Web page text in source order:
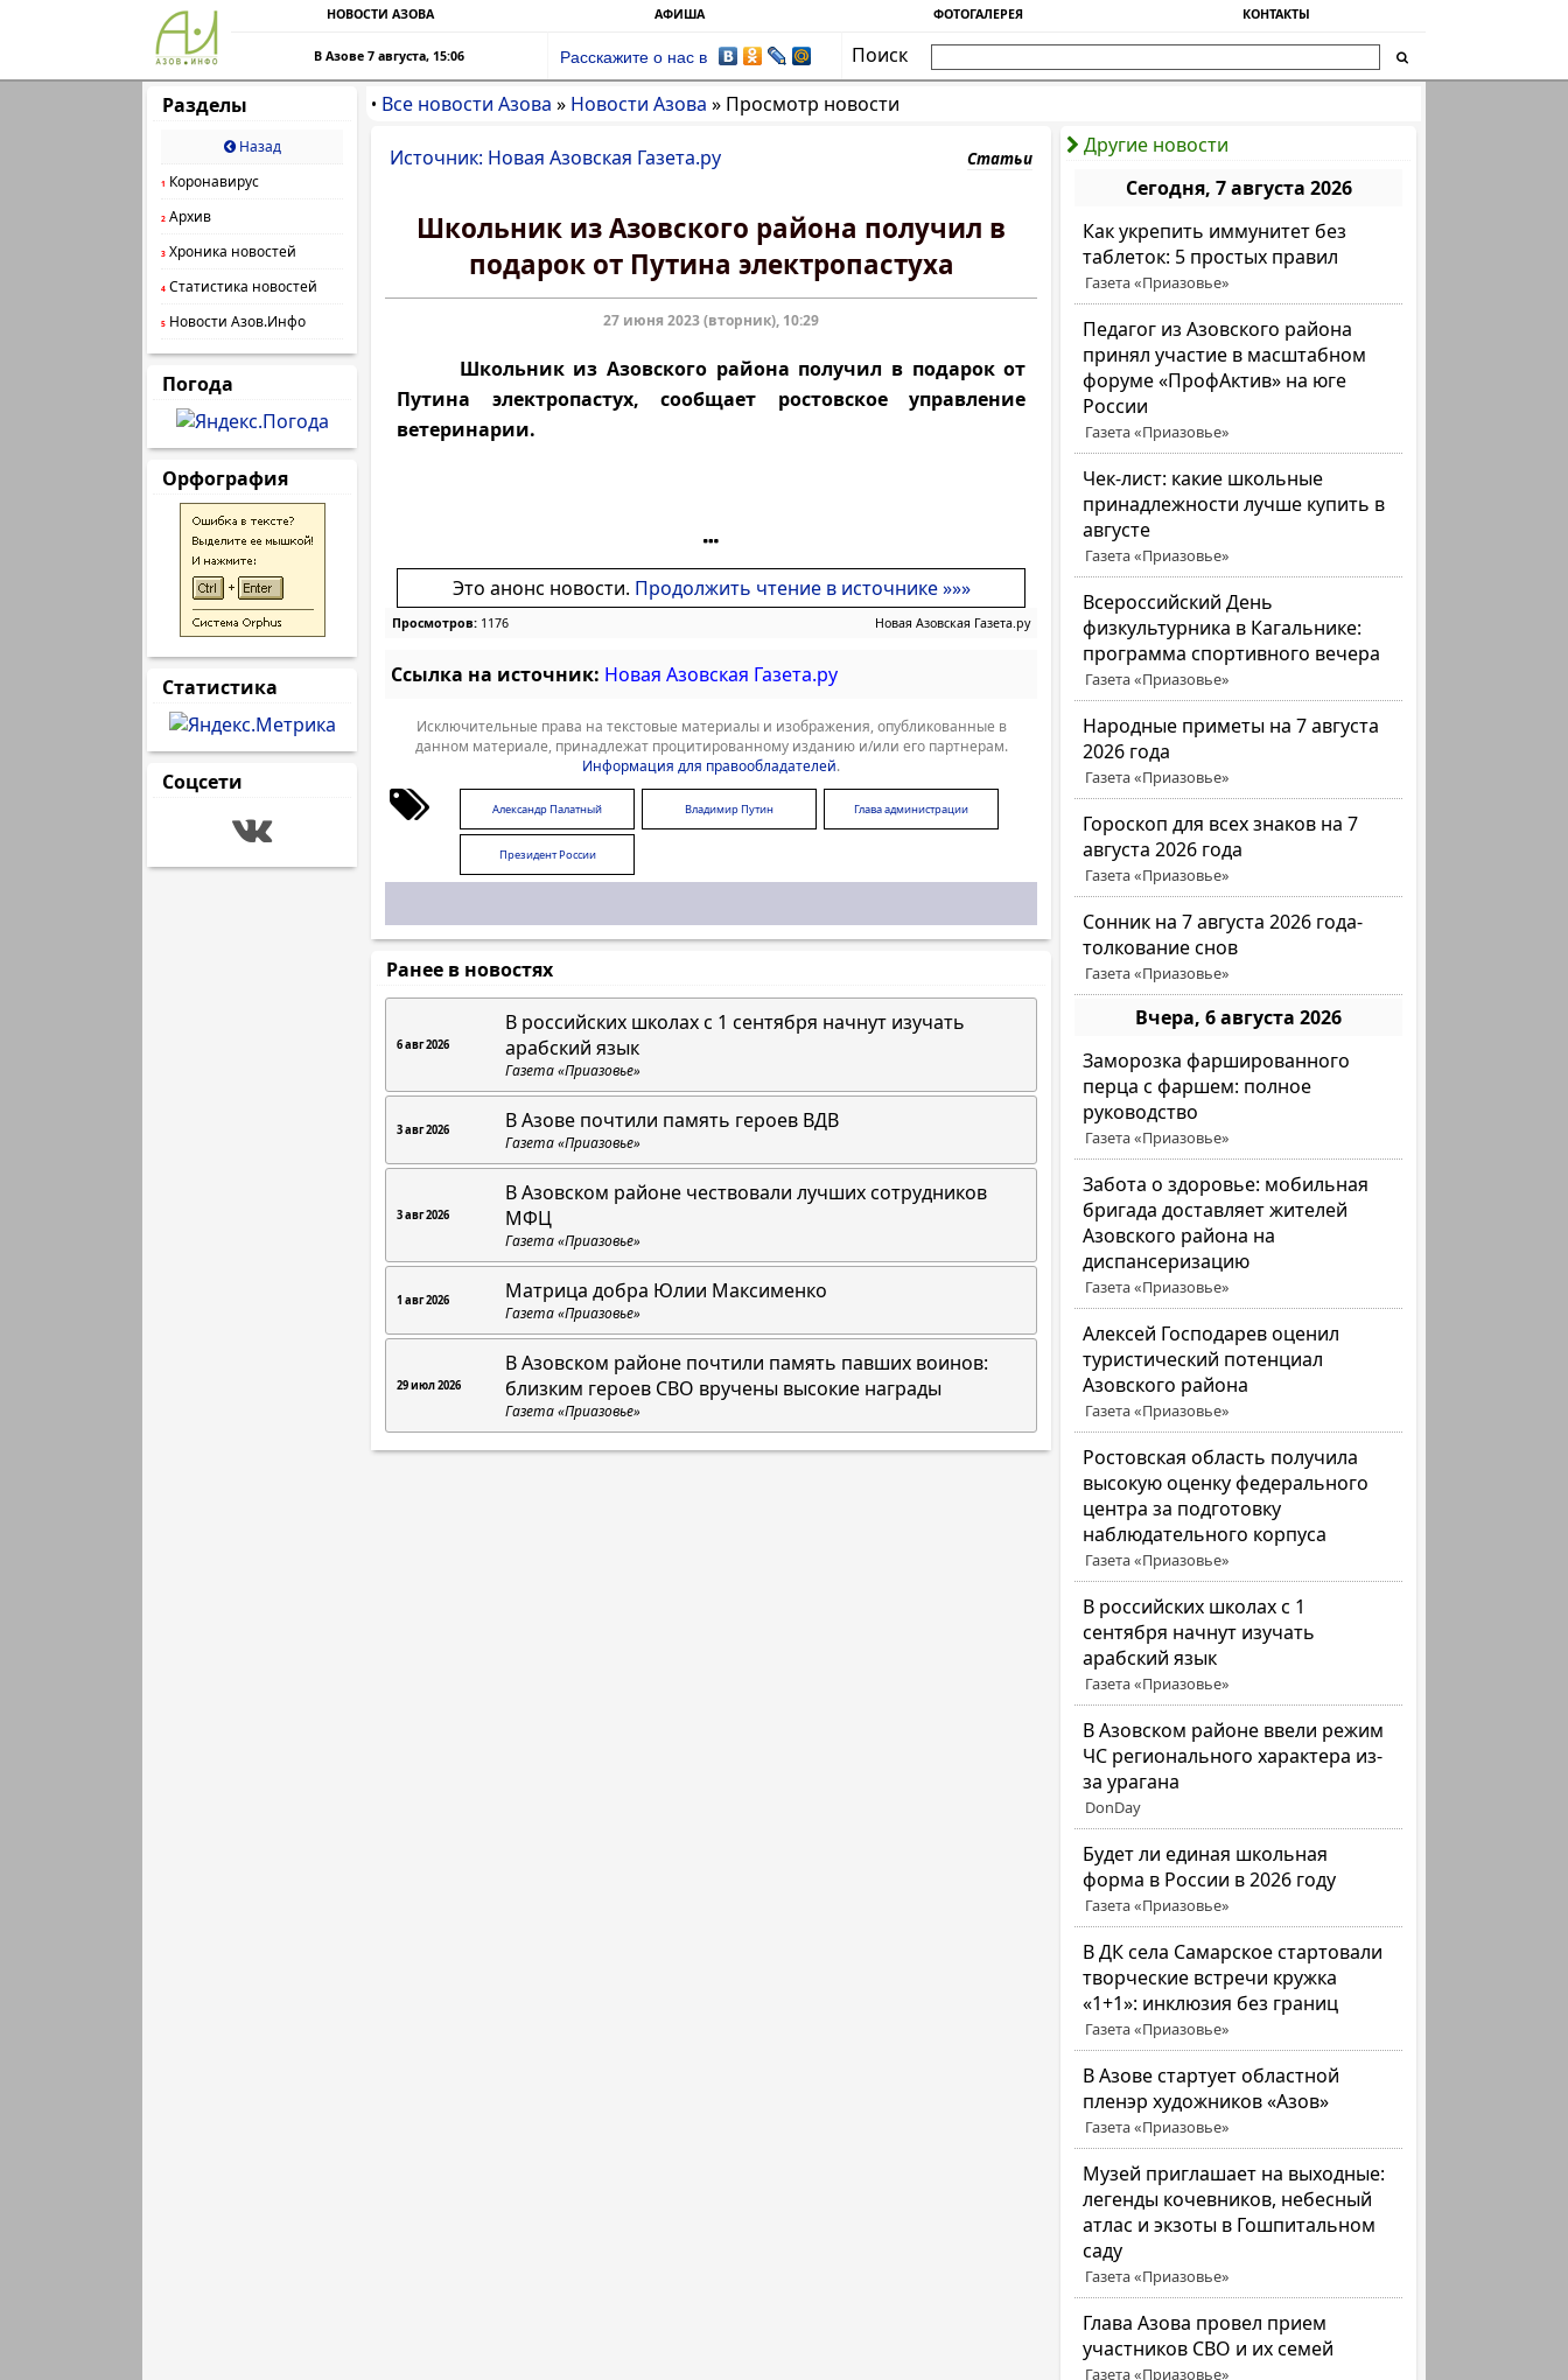
НОВОСТИ АЗОВА АФИША ФОТОГАЛЕРЕЯ КОНТАКТЫ
В Азове 7 августа, 15:06 Расскажите о нас в
Поиск
Разделы
Назад
1 Коронавирус
2 Архив
3 Хроника новостей
4 Статистика новостей
5 Новости Азов.Инфо
Погода
Орфография
Статистика
Соцсети
• Все новости Азова » Новости Азова » Просмотр новости
Другие новости
Сегодня, 7 августа 2026
Как укрепить иммунитет без
таблеток: 5 простых правил
Газета «Приазовье»
Педагог из Азовского района
принял участие в масштабном
форуме «ПрофАктив» на юге
России
Газета «Приазовье»
Чек-лист: какие школьные
принадлежности лучше купить в
августе
Газета «Приазовье»
Всероссийский День
физкультурника в Кагальнике:
программа спортивного вечера
Газета «Приазовье»
Народные приметы на 7 августа
2026 года
Газета «Приазовье»
Гороскоп для всех знаков на 7
августа 2026 года
Газета «Приазовье»
Сонник на 7 августа 2026 года-
толкование снов
Газета «Приазовье»
Вчера, 6 августа 2026
Заморозка фаршированного
перца с фаршем: полное
руководство
Газета «Приазовье»
Забота о здоровье: мобильная
бригада доставляет жителей
Азовского района на
диспансеризацию
Газета «Приазовье»
Алексей Господарев оценил
туристический потенциал
Азовского района
Газета «Приазовье»
Ростовская область получила
высокую оценку федерального
центра за подготовку
наблюдательного корпуса
Газета «Приазовье»
В российских школах с 1
сентября начнут изучать
арабский язык
Газета «Приазовье»
В Азовском районе ввели режим
ЧС регионального характера из-
за урагана
DonDay
Будет ли единая школьная
форма в России в 2026 году
Газета «Приазовье»
В ДК села Самарское стартовали
творческие встречи кружка
«1+1»: инклюзия без границ
Газета «Приазовье»
В Азове стартует областной
пленэр художников «Азов»
Газета «Приазовье»
Музей приглашает на выходные:
легенды кочевников, небесный
атлас и экзоты в Гошпитальном
саду
Газета «Приазовье»
Глава Азова провел прием
участников СВО и их семей
Газета «Приазовье»
Источник: Новая Азовская Газета.ру Статьи
Школьник из Азовского района получил в
подарок от Путина электропастуха
27 июня 2023 (вторник), 10:29
Школьник из Азовского района получил в подарок от
Путина электропастух, сообщает ростовское управление
ветеринарии.
Это анонс новости. Продолжить чтение в источнике »»»
Просмотров: 1176 Новая Азовская Газета.ру
Ссылка на источник: Новая Азовская Газета.ру
Исключительные права на текстовые материалы и изображения, опубликованные в
данном материале, принадлежат процитированному изданию и/или его партнерам.
Информация для правообладателей.
Александр Палатный Владимир Путин Глава администрации
Президент России
Ранее в новостях
6 авг 2026
В российских школах с 1 сентября начнут изучать
арабский язык
Газета «Приазовье»
3 авг 2026 В Азове почтили память героев ВДВ
Газета «Приазовье»
3 авг 2026
В Азовском районе чествовали лучших сотрудников
МФЦ
Газета «Приазовье»
1 авг 2026 Матрица добра Юлии Максименко
Газета «Приазовье»
29 июл 2026
В Азовском районе почтили память павших воинов:
близким героев СВО вручены высокие награды
Газета «Приазовье»